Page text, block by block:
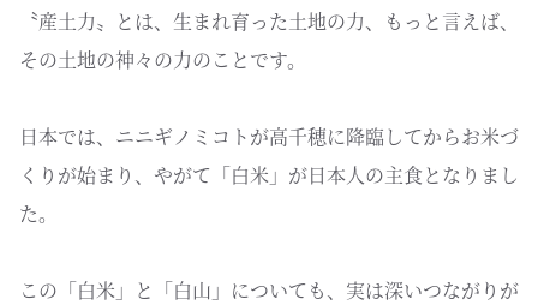
〝産土力〟とは、生まれ育った土地の力、もっと言えば、
その土地の神々の力のことです。
日本では、ニニギノミコトが高千穂に降臨してからお米づ
くりが始まり、やがて「白米」が日本人の主食となりまし
た。
この「白米」と「白山」についても、実は深いつながりが